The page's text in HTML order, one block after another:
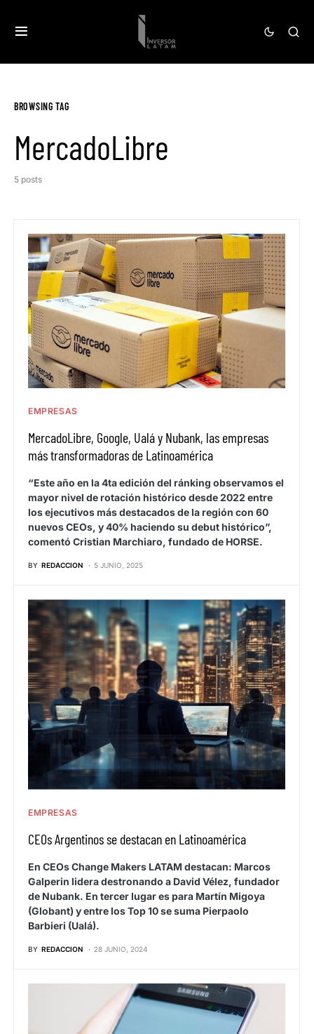
BROWSING TAG
MercadoLibre
5 posts
EMPRESAS
MercadoLibre, Google, Ualá y Nubank, las empresas
más transformadoras de Latinoamérica
“Este año en la 4ta edición del ránking observamos el
mayor nivel de rotación histórico desde 2022 entre
los ejecutivos más destacados de la región con 60
nuevos CEOs, y 40% haciendo su debut histórico”,
comentó Cristian Marchiaro, fundado de HORSE.
BY REDACCION 5 JUNIO, 2025
EMPRESAS
CEOs Argentinos se destacan en Latinoamérica
En CEOs Change Makers LATAM destacan: Marcos
Galperin lidera destronando a David Vélez, fundador
de Nubank. En tercer lugar es para Martín Migoya
(Globant) y entre los Top 10 se suma Pierpaolo
Barbieri (Ualá).
BY REDACCION 28 JUNIO, 2024